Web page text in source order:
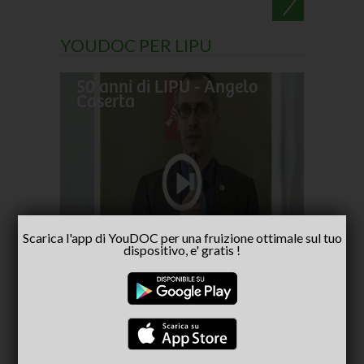
YOUDOC PER LIPU
50 anni di LIPU - Angelo
Caserta
Capria
Scarica l'app di YouDOC per una fruizione ottimale sul tuo
dispositivo, e' gratis !